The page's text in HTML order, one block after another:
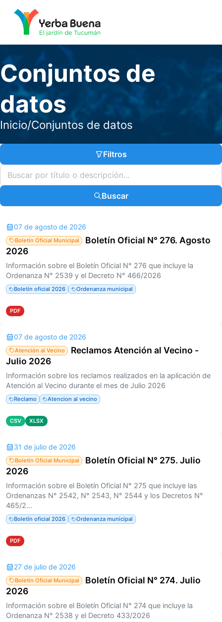
Conjuntos de
datos
Inicio/Conjuntos de datos
Filtros
Buscar
07 de agosto de 2026
Boletín Oficial Municipal
Boletín Oficial N° 276. Agosto
2026
Información sobre el Boletín Oficial N° 276 que incluye la
Ordenanza N° 2539 y el Decreto N° 466/2026
Boletín oficial 2026 Ordenanza municipal
PDF
07 de agosto de 2026
Atención al Vecino
Reclamos Atención al Vecino -
Julio 2026
Información sobre los reclamos realizados en la aplicación de
Atención al Vecino durante el mes de Julio 2026
Reclamo Atencion al vecino
CSV XLSX
31 de julio de 2026
Boletín Oficial Municipal
Boletín Oficial N° 275. Julio
2026
Información sobre el Boletín Oficial N° 275 que incluye las
Ordenanzas N° 2542, N° 2543, N° 2544 y los Decretos N°
465/2...
Boletín oficial 2026 Ordenanza municipal
PDF
27 de julio de 2026
Boletín Oficial Municipal
Boletín Oficial N° 274. Julio
2026
Información sobre el Boletín Oficial N° 274 que incluye la
Ordenanza N° 2538 y el Decreto 433/2026